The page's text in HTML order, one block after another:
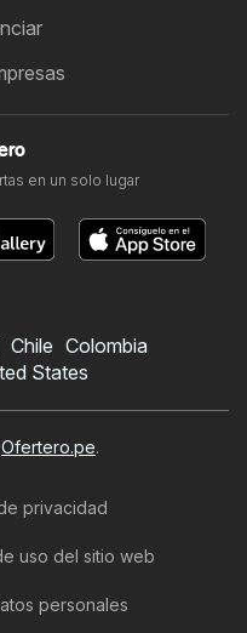
en un solo lugar
Chile Colombia
States
Ofertero.pe.
privacidad
uso del sitio web
personales